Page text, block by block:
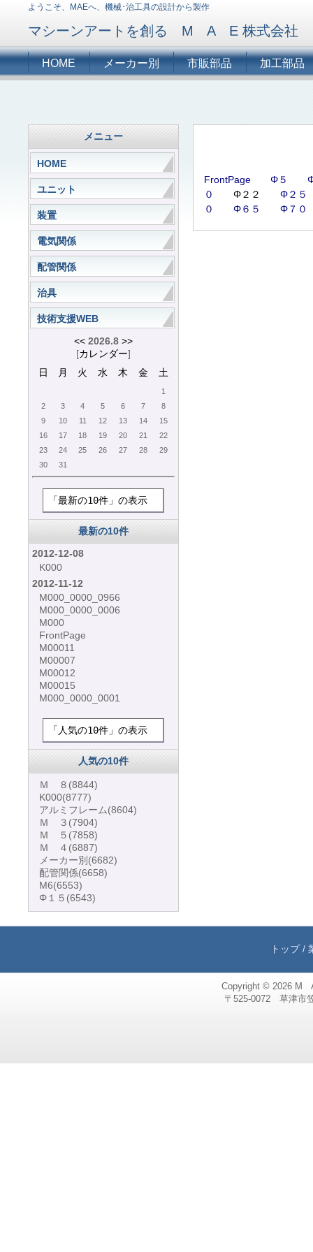
ようこそ、MAEへ、機械･治工具の設計から製作
マシーンアートを創る M A E 株式会社
HOME メーカー別 市販部品 加工部品
FrontPage Φ５
０
Φ２２
Φ２５
０
Φ６５ Φ７０
メニュー
HOME
ユニット
装置
電気関係
配管関係
治具
技術支援WEB
<< 2026.8 >>
[カレンダー]
日
月 火 水 木 金 土
1
2
3 4 5 6 7
8
9
10 11 12 13 14
15
16
17 18 19 20 21
22
23
24 25 26 27 28
29
30
31
「最新の10件」の表示
最新の10件
2012-12-08
K000
2012-11-12
M000_0000_0966
M000_0000_0006
M000
FrontPage
M00011
M00007
M00012
M00015
M000_0000_0001
「人気の10件」の表示
人気の10件
Ｍ ８ (8844)
K000(8777)
アルミフレーム(8604)
Ｍ ３ (7904)
Ｍ ５ (7858)
Ｍ ４ (6887)
メーカー別 (6682)
配管関係(6658)
M6(6553)
Φ１５ (6543)
トップ/
Copyright © 2026 M
〒525-0072 草津市